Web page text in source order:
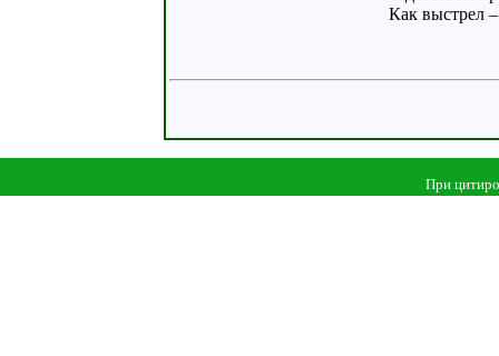
Как выстрел
При